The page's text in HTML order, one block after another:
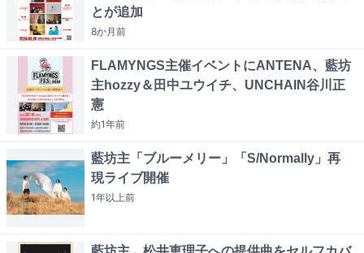
とが追加
8か月前
FLAMYNGS主催イベントにANTENA、藍坊
主hozzy＆田中ユウイチ、UNCHAIN谷川正
憲
約1年前
藍坊主「ブルーメリー」「S/Normally」再
現ライブ開催
1年以上前